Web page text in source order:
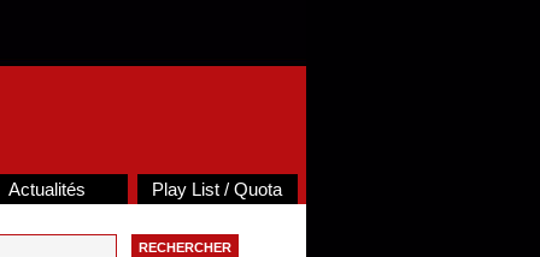
Actualités Play List / Quota